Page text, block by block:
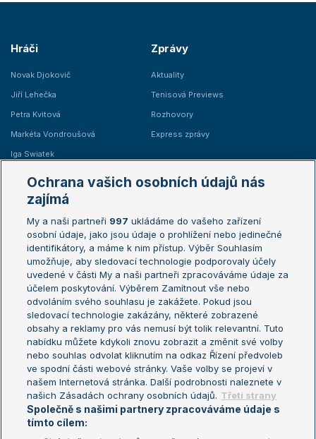
Hráči
Novak Djokovič
Jiří Lehečka
Petra Kvitová
Markéta Vondroušová
Iga Swiatek
Zprávy
Aktuality
Tenisová Previews
Rozhovory
Express zprávy
Žebříčky
Žebříček ATP (muži)
Žebříček WTA (ženy)
Sázkařský žebříček
Australian Open
French Open
Wimbledon
US Open
Turnaj mistrů
Turnaj mistryň
Aktualní trendy
Fotbalové přestupy
Livesport Daily
LS Prague Open
Ochrana vašich osobních údajů nás
zajímá
My a naši partneři 997 ukládáme do vašeho zařízení
osobní údaje, jako jsou údaje o prohlížení nebo jedinečné
identifikátory, a máme k nim přístup. Výběr Souhlasím
umožňuje, aby sledovací technologie podporovaly účely
uvedené v části My a naši partneři zpracováváme údaje za
účelem poskytování. Výběrem Zamítnout vše nebo
odvoláním svého souhlasu je zakážete. Pokud jsou
sledovací technologie zakázány, některé zobrazené
obsahy a reklamy pro vás nemusí být tolik relevantní. Tuto
nabídku můžete kdykoli znovu zobrazit a změnit své volby
nebo souhlas odvolat kliknutím na odkaz Řízení předvoleb
ve spodní části webové stránky. Vaše volby se projeví v
našem Internetová stránka. Další podrobnosti naleznete v
našich Zásadách ochrany osobních údajů. Třetí strany
Společně s našimi partnery zpracováváme údaje s
tímto cílem: